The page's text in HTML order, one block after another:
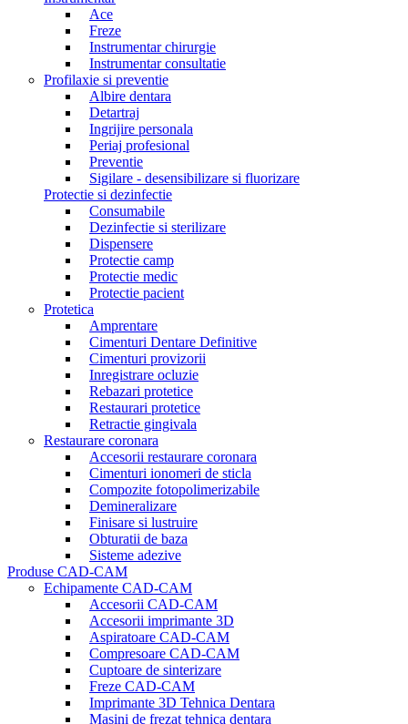
Ace
Freze
Instrumentar chirurgie
Instrumentar consultatie
Profilaxie si preventie
Albire dentara
Detartraj
Ingrijire personala
Periaj profesional
Preventie
Sigilare - desensibilizare si fluorizare
Protectie si dezinfectie
Consumabile
Dezinfectie si sterilizare
Dispensere
Protectie camp
Protectie medic
Protectie pacient
Protetica
Amprentare
Cimenturi Dentare Definitive
Cimenturi provizorii
Inregistrare ocluzie
Rebazari protetice
Restaurari protetice
Retractie gingivala
Restaurare coronara
Accesorii restaurare coronara
Cimenturi ionomeri de sticla
Compozite fotopolimerizabile
Demineralizare
Finisare si lustruire
Obturatii de baza
Sisteme adezive
Produse CAD-CAM
Echipamente CAD-CAM
Accesorii CAD-CAM
Accesorii imprimante 3D
Aspiratoare CAD-CAM
Compresoare CAD-CAM
Cuptoare de sinterizare
Freze CAD-CAM
Imprimante 3D Tehnica Dentara
Masini de frezat tehnica dentara